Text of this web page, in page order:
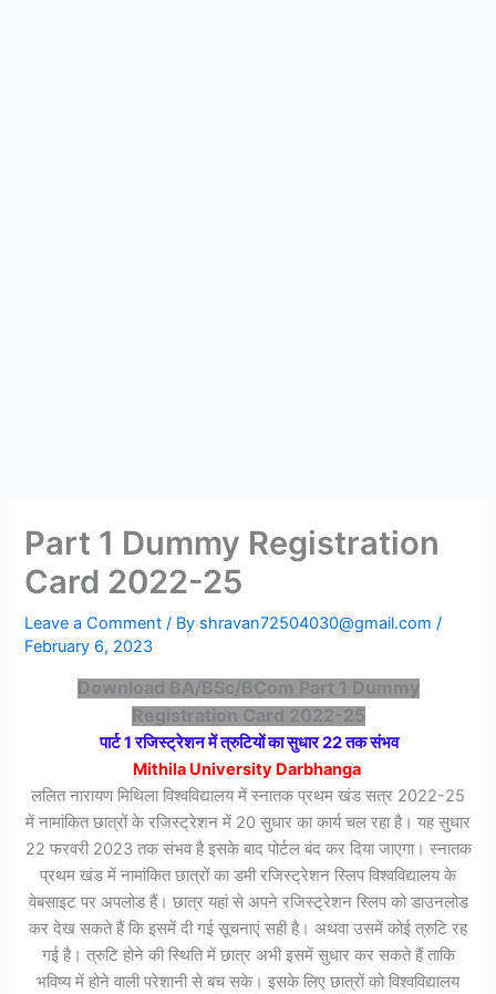
Part 1 Dummy Registration
Card 2022-25
Leave a Comment / By shravan72504030@gmail.com/
February 6, 2023
Download BA/BSc/BCom Part 1 Dummy
Registration Card 2022-25
पार्ट 1 रजिस्ट्रेशन में त्रुटियों का सुधार 22 तक संभव
Mithila University Darbhanga
ललित नारायण मिथिला विश्वविद्यालय में स्नातक प्रथम खंड सत्र 2022-25
में नामांकित छात्रों के रजिस्ट्रेशन में 20 सुधार का कार्य चल रहा है। यह सुधार
22 फरवरी 2023 तक संभव है इसके बाद पोर्टल बंद कर दिया जाएगा। स्नातक
प्रथम खंड में नामांकित छात्रों का डमी रजिस्ट्रेशन स्लिप विश्वविद्यालय के
वेबसाइट पर अपलोड हैं। छात्र यहां से अपने रजिस्ट्रेशन स्लिप को डाउनलोड
कर देख सकते हैं कि इसमें दी गई सूचनाएं सही है। अथवा उसमें कोई त्रुटि रह
गई है। त्रुटि होने की स्थिति में छात्र अभी इसमें सुधार कर सकते हैं ताकि
भविष्य में होने वाली परेशानी से बच सके। इसके लिए छात्रों को विश्वविद्यालय